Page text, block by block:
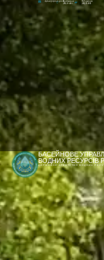
Лабораторія:
(0372) 53-92-00
dpbuvr@dpbuvr.gov.uaПриймальня:
(0372) 51-14-56
БАСЕЙНОВЕ
ВОДНИХ РЕСУРСІВ
ДЕРЖАВНЕ АГЕНТСТВО ВОДНИХ